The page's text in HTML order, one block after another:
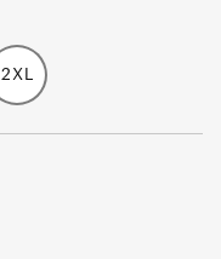
2XL